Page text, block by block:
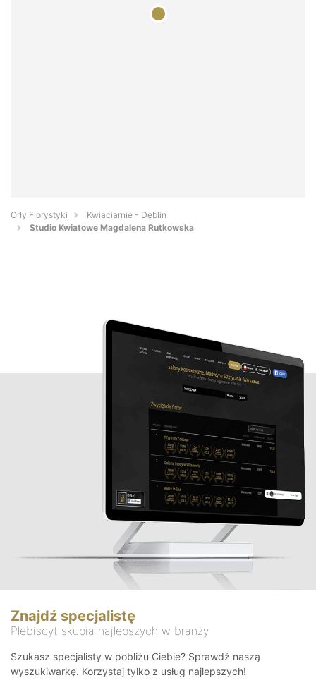
Orły Florystyki
Kwiaciarnie - Dęblin
Studio Kwiatowe Magdalena Rutkowska
Znajdź specjalistę
Plebiscyt skupia najlepszych w branży
Szukasz specjalisty w pobliżu Ciebie? Sprawdź naszą
wyszukiwarkę. Korzystaj tylko z usług najlepszych!